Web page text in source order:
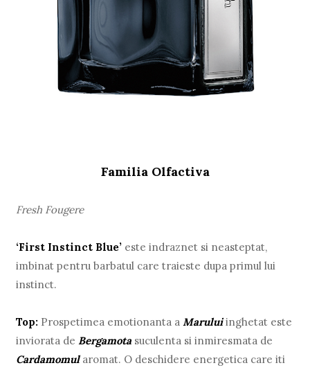
Familia Olfactiva
Fresh Fougere
‘First Instinct Blue’ este indraznet si neasteptat,
imbinat pentru barbatul care traieste dupa primul lui
instinct.
Top: Prospetimea emotionanta a Maruluiinghetat este
inviorata de Bergamota suculenta si inmiresmata de
Cardamomul aromat. O deschidere energetica care iti